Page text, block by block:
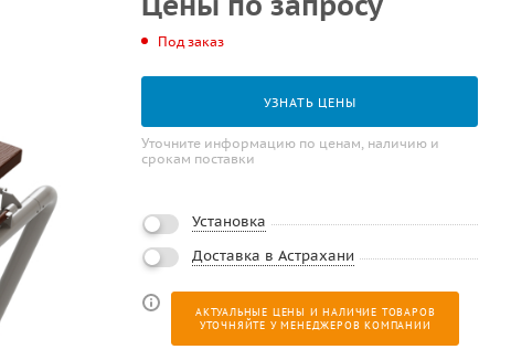
Под заказ
УЗНАТЬ ЦЕНЫ
Уточните информацию по ценам, наличию и
срокам поставки
Установка
Доставка в Астрахани
АКТУАЛЬНЫЕ ЦЕНЫ И НАЛИЧИЕ ТОВАРОВ
УТОЧНЯЙТЕ У МЕНЕДЖЕРОВ КОМПАНИИ